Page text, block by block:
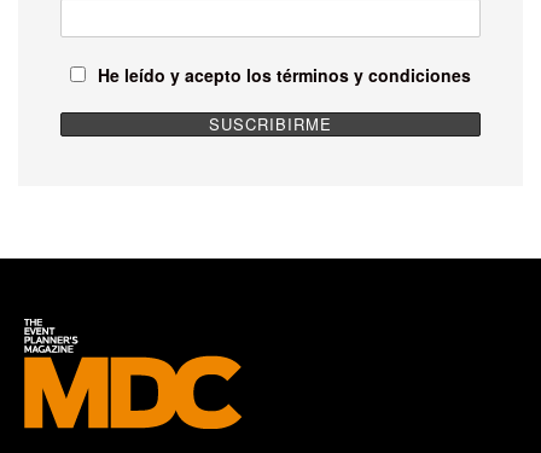
He leído y acepto los términos y condiciones